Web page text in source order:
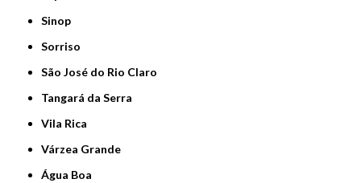
Sinop
Sorriso
São José do Rio Claro
Tangará da Serra
Vila Rica
Várzea Grande
Água Boa